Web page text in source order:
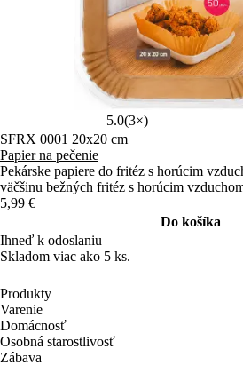
5.0(3×)
SFRX 0001 20x20 cm
Papier na pečenie
Pekárske papiere do fritéz s horúcim
väčšinu bežných fritéz s horúcim
5,99 €
Do košíka
Ihneď k odoslaniu
Skladom viac ako 5 ks.
Produkty
Varenie
Domácnosť
Osobná starostlivosť
Zábava